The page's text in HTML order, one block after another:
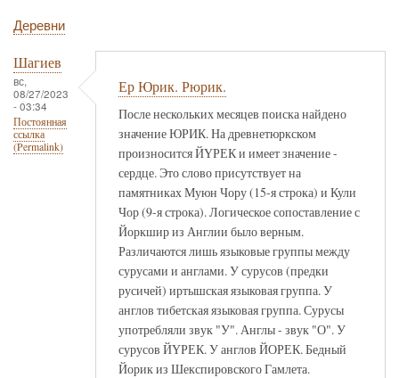
Деревни
Шагиев
вс,
08/27/2023
- 03:34
Постоянная
ссылка
(Permalink)
Ер Юрик. Рюрик.
После нескольких месяцев поиска найдено
значение ЮРИК. На древнетюркском
произносится ЙҮРЕК и имеет значение -
сердце. Это слово присутствует на
памятниках Муюн Чору (15-я строка) и Кули
Чор (9-я строка). Логическое сопоставление с
Йоркшир из Англии было верным.
Различаются лишь языковые группы между
сурусами и англами. У сурусов (предки
русичей) иртышская языковая группа. У
англов тибетская языковая группа. Сурусы
употребляли звук "У". Англы - звук "О". У
сурусов ЙҮРЕК. У англов ЙОРЕК. Бедный
Йорик из Шекспировского Гамлета.